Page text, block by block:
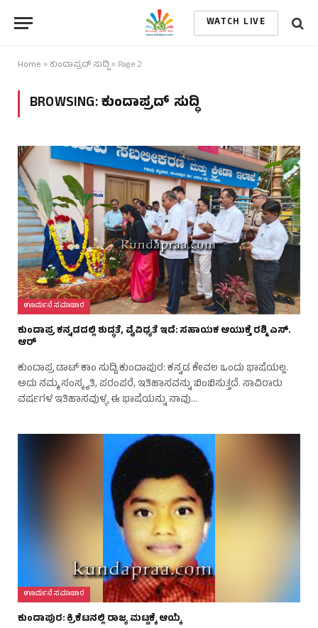
WATCH LIVE
Home »ಕುಂದಾಪ್ರದ್ ಸುದ್ಧಿ» Page 2
BROWSING:ಕುಂದಾಪ್ರದ್ ಸುದ್ಧಿ
ಊರ್ಮನೆ ಸಮಾಚಾರ
ಕುಂದಾಪ್ರ ಕನ್ನಡದಲ್ಲಿ ಶುದ್ಧತೆ, ವೈವಿಧ್ಯತೆ ಇದೆ: ಸಹಾಯಕ ಆಯುಕ್ತೆ ರಶ್ಮಿ ಎಸ್.
ಆರ್
ಕುಂದಾಪ್ರ ಡಾಟ್ ಕಾಂ ಸುದ್ದಿ.ಕುಂದಾಪುರ: ಕನ್ನಡ ಕೇವಲ ಒಂದು ಭಾಷೆಯಲ್ಲ.
ಅದು ನಮ್ಮ ಸಂಸ್ಕೃತಿ, ಪರಂಪರೆ, ಇತಿಹಾಸವನ್ನು ಬಿಂಬಿಸುತ್ತದೆ. ಸಾವಿರಾರು
ವರ್ಷಗಳ ಇತಿಹಾಸವುಳ್ಳ ಈ ಭಾಷೆಯನ್ನು ನಾವು…
ಊರ್ಮನೆ ಸಮಾಚಾರ
ಕುಂದಾಪುರ: ಕ್ರಿಕೆಟನಲ್ಲಿ ರಾಜ್ಯ ಮಟ್ಟಕ್ಕೆ ಆಯ್ಕೆ